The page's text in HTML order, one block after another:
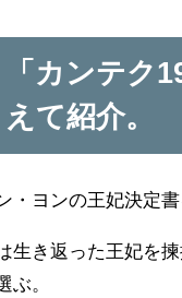
「カンテク
えて紹介。
・ヨンの王妃決定
生き返った王妃を
ぶ。